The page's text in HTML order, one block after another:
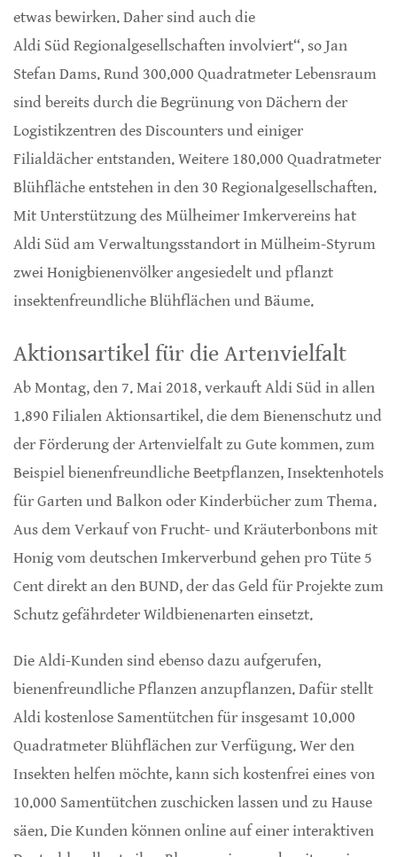
etwas bewirken. Daher sind auch die
Aldi Süd Regionalgesellschaften involviert“, so Jan
Stefan Dams. Rund 300.000 Quadratmeter Lebensraum
sind bereits durch die Begrünung von Dächern der
Logistikzentren des Discounters und einiger
Filialdächer entstanden. Weitere 180.000 Quadratmeter
Blühfläche entstehen in den 30 Regionalgesellschaften.
Mit Unterstützung des Mülheimer Imkervereins hat
Aldi Süd am Verwaltungsstandort in Mülheim-Styrum
zwei Honigbienenvölker angesiedelt und pflanzt
insektenfreundliche Blühflächen und Bäume.
Aktionsartikel für die Artenvielfalt
Ab Montag, den 7. Mai 2018, verkauft Aldi Süd in allen
1.890 Filialen Aktionsartikel, die dem Bienenschutz und
der Förderung der Artenvielfalt zu Gute kommen, zum
Beispiel bienenfreundliche Beetpflanzen, Insektenhotels
für Garten und Balkon oder Kinderbücher zum Thema.
Aus dem Verkauf von Frucht- und Kräuterbonbons mit
Honig vom deutschen Imkerverbund gehen pro Tüte 5
Cent direkt an den BUND, der das Geld für Projekte zum
Schutz gefährdeter Wildbienenarten einsetzt.
Die Aldi-Kunden sind ebenso dazu aufgerufen,
bienenfreundliche Pflanzen anzupflanzen. Dafür stellt
Aldi kostenlose Samentütchen für insgesamt 10.000
Quadratmeter Blühflächen zur Verfügung. Wer den
Insekten helfen möchte, kann sich kostenfrei eines von
10.000 Samentütchen zuschicken lassen und zu Hause
säen. Die Kunden können online auf einer interaktiven